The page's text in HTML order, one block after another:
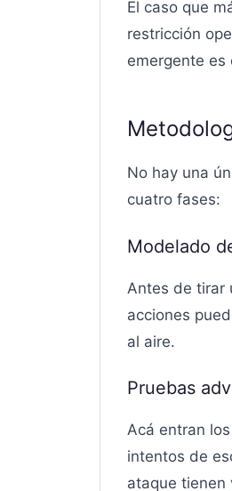
El caso que
restricción
emergente es
No hay una
cuatro fases:
Modelado
Antes de tirar
acciones
al aire.
Pruebas
Acá entran
intentos de
ataque tienen